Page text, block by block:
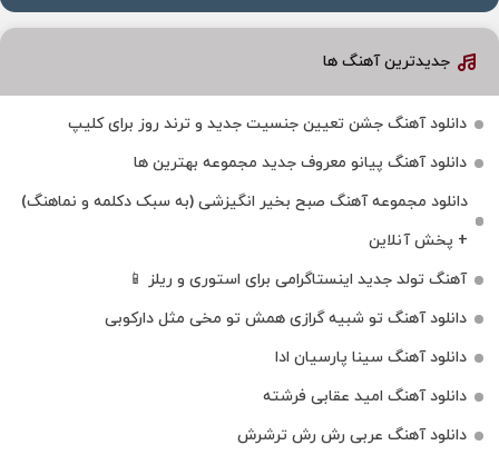
جدیدترین آهنگ ها
دانلود آهنگ جشن تعیین جنسیت جدید و ترند روز برای کلیپ
دانلود آهنگ پیانو معروف جدید مجموعه بهترین ها
دانلود مجموعه آهنگ صبح بخیر انگیزشی (به سبک دکلمه و نماهنگ)
+ پخش آنلاین
آهنگ تولد جدید اینستاگرامی برای استوری و ریلز 📱
دانلود آهنگ تو شبیه گرازی همش تو مخی مثل دارکوبی
دانلود آهنگ سینا پارسیان ادا
دانلود آهنگ امید عقابی فرشته
دانلود آهنگ عربی رش رش ترشرش